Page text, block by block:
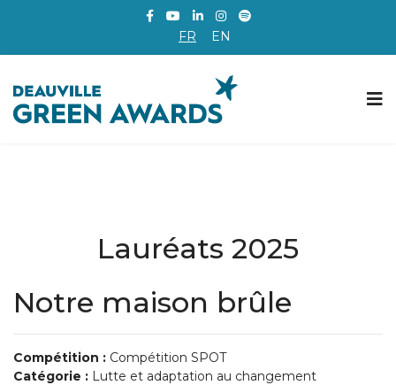
FR EN
Lauréats 2025
Notre maison brûle
Compétition : Compétition SPOT
Catégorie : Lutte et adaptation au changement